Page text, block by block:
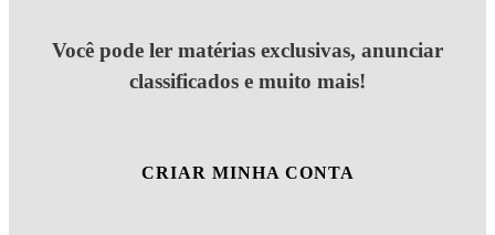
Você pode ler matérias exclusivas, anunciar
classificados e muito mais!
CRIAR MINHA CONTA